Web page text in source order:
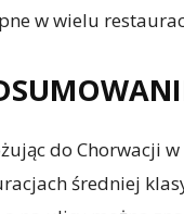
w wielu
do Chorwacji
średniej